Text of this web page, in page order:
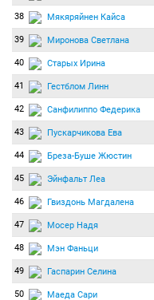
38 Мякяряйнен Кайса
39 Миронова Светлана
40 Старых Ирина
41 Гестблом Линн
42 Санфилиппо Федерика
43 Пускарчикова Ева
44 Бреза-Буше Жюстин
45 Эйнфальт Леа
46 Гвиздонь Магдалена
47 Мосер Надя
48 Мэн Фаньци
49 Гаспарин Селина
50 Маеда Сари